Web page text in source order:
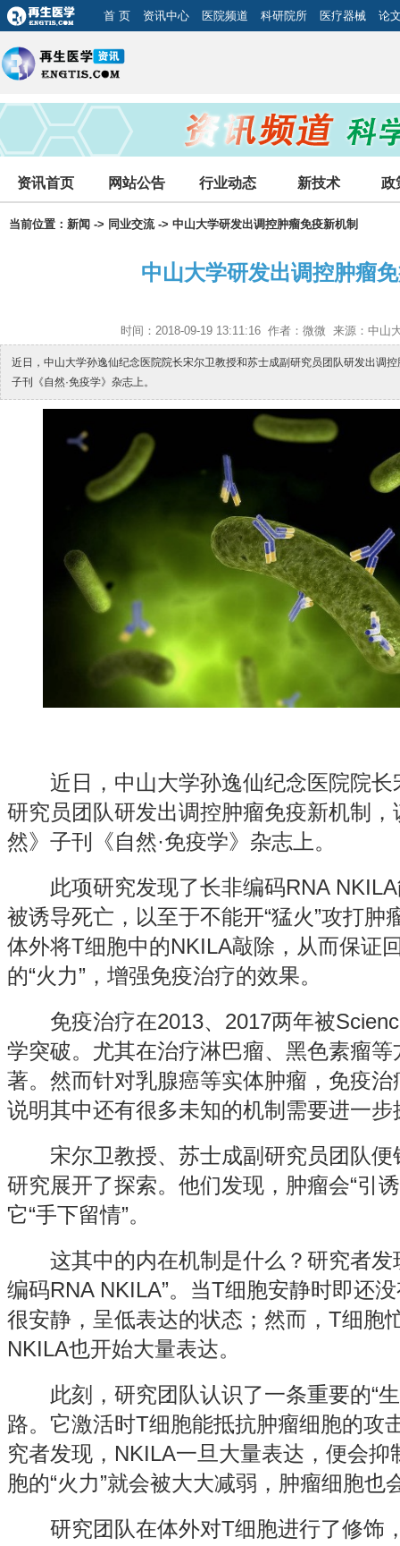
首 页 资讯中心 医院频道 科研院所 医疗器械 论
资讯首页 网站公告 行业动态 新技术 政
当前位置： 新闻 -> 同业交流-> 中山大学研发出调控肿瘤免疫新机制
中山大学研发出调控肿瘤
时间：2018-09-19 13:11:16 作者：微微 来源：中山
近日，中山大学孙逸仙纪念医院院长宋尔卫教授和苏士成副研究员团队研发出调
子刊《自然·免疫学》杂志上。
近日，中山大学孙逸仙纪念医院院长
研究员团队研发出调控肿瘤免疫新机制
然》子刊《自然·免疫学》杂志上。
此项研究发现了长非编码RNA NKILA
被诱导死亡，以至于不能开“猛火”攻打肿
体外将T细胞中的NKILA敲除，从而保证
的“火力”，增强免疫治疗的效果。
免疫治疗在2013、2017两年被
学突破。尤其在治疗淋巴瘤、黑色素瘤
著。然而针对乳腺癌等实体肿瘤，免疫
说明其中还有很多未知的机制需要进
宋尔卫教授、苏士成副研究员团队便
研究展开了探索。他们发现，肿瘤会“引
它“手下留情”。
这其中的内在机制是什么？研究者发
编码RNA NKILA”。当T细胞安静时即还
很安静，呈低表达的状态；然而，T细胞
NKILA也开始大量表达。
此刻，研究团队认识了一条重要的“
路。它激活时T细胞能抵抗肿瘤细胞的攻
究者发现，NKILA一旦大量表达，便会抑
胞的“火力”就会被大大减弱，肿瘤细胞
研究团队在体外对T细胞进行了修饰